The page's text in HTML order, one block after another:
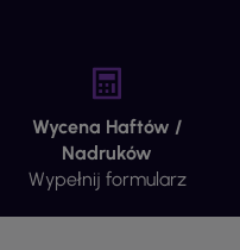
Wycena Haftów /
Nadruków
Wypełnij formularz